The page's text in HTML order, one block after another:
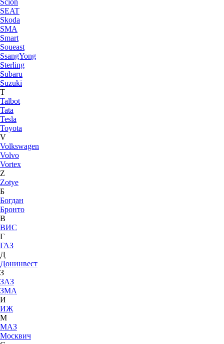
Scion
SEAT
Skoda
SMA
Smart
Soueast
SsangYong
Sterling
Subaru
Suzuki
T
Talbot
Tata
Tesla
Toyota
V
Volkswagen
Volvo
Vortex
Z
Zotye
Б
Богдан
Бронто
В
ВИС
Г
ГАЗ
Д
Донинвест
З
ЗАЗ
ЗМА
И
ИЖ
М
МАЗ
Москвич